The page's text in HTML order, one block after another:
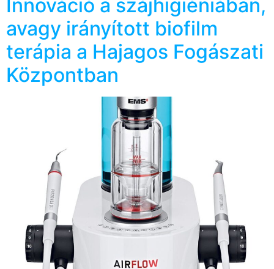
Innováció a szájhigiéniában,
avagy irányított biofilm
terápia a Hajagos Fogászati
Központban